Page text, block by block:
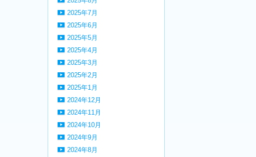
2025年7月
2025年6月
2025年5月
2025年4月
2025年3月
2025年2月
2025年1月
2024年12月
2024年11月
2024年10月
2024年9月
2024年8月